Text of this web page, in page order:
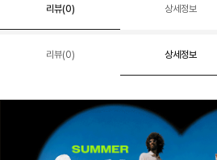
리뷰(0) 상세정보
리뷰(0) 상세정보